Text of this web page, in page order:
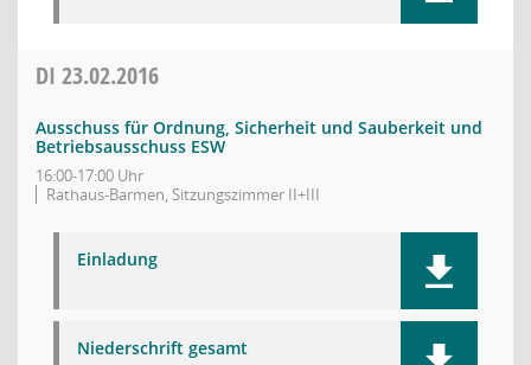
DI 23.02.2016
Ausschuss für Ordnung, Sicherheit und Sauberkeit und
Betriebsausschuss ESW
16:00-17:00 Uhr
Rathaus-Barmen, Sitzungszimmer II+III
Einladung
Niederschrift gesamt